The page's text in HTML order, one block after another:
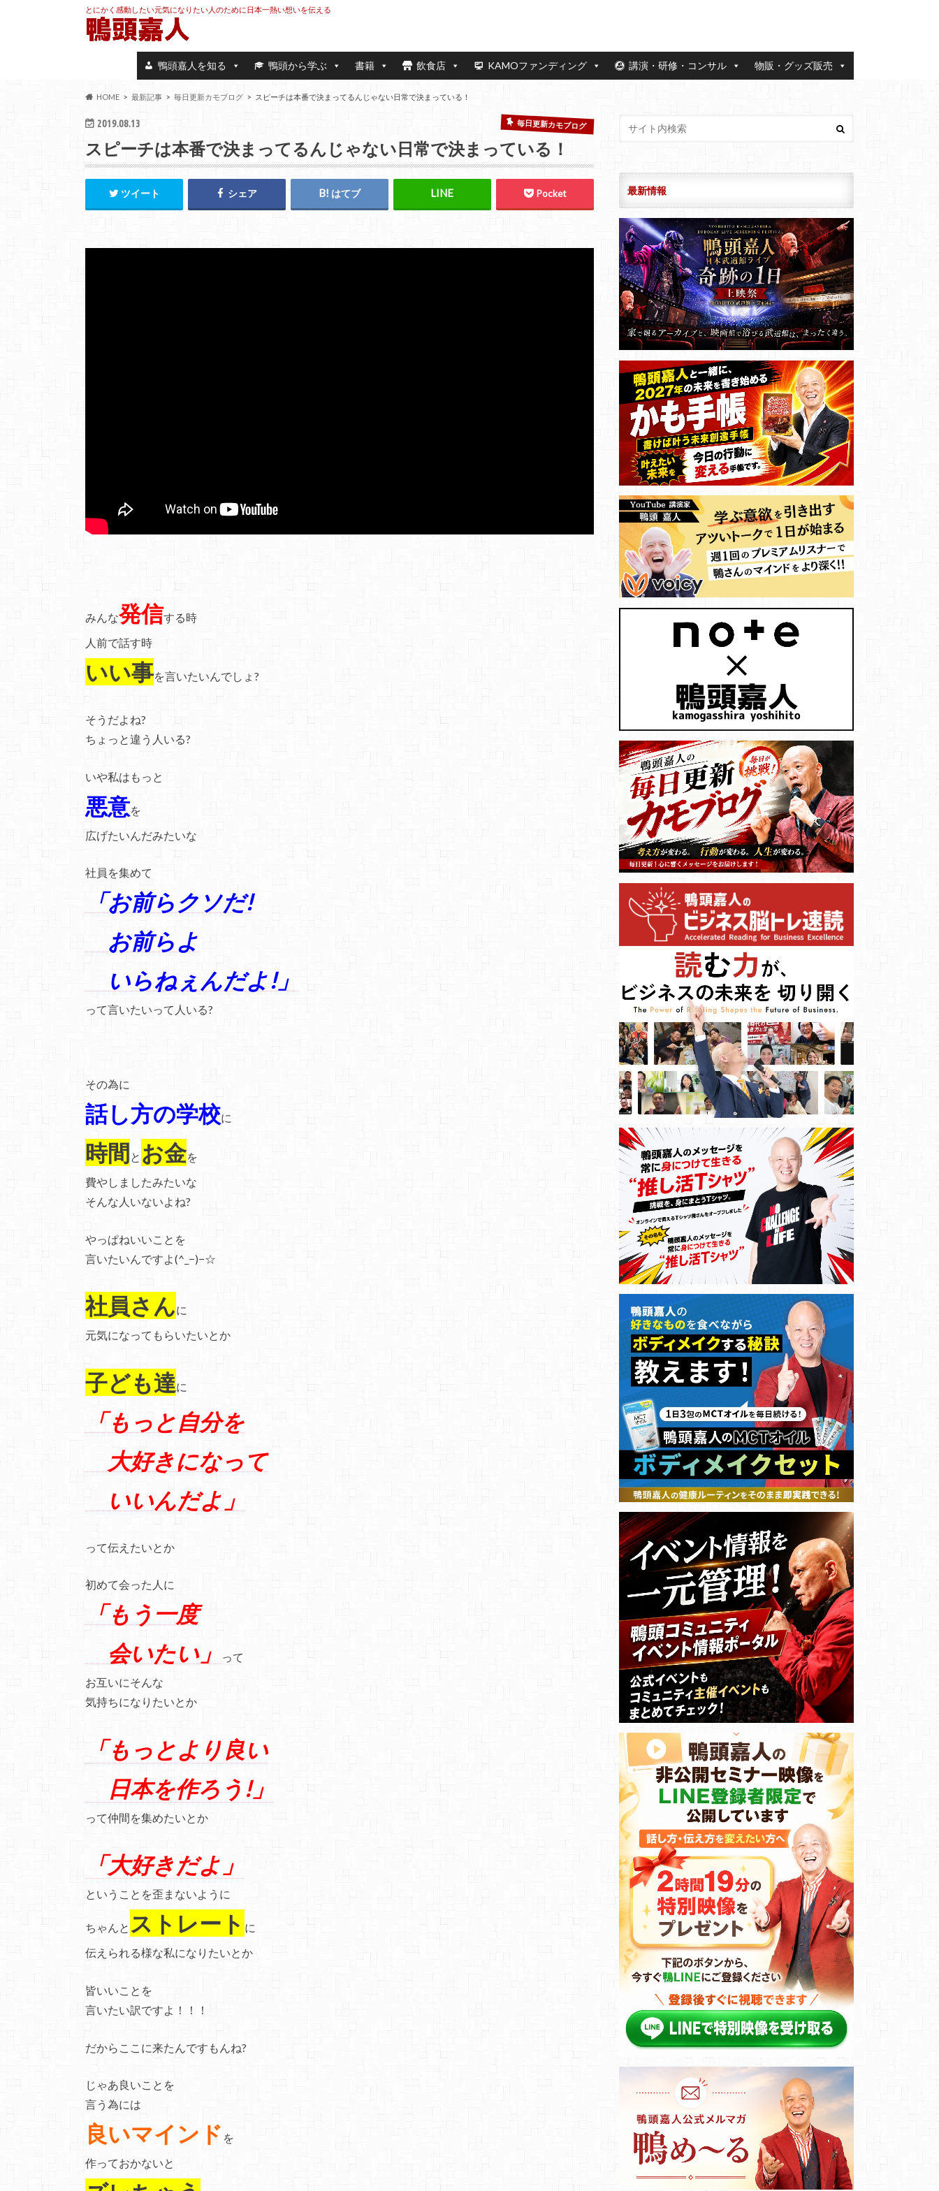
とにかく感動したい元気になりたい人のために日本一熱い想いを伝える
鴨頭嘉人を知る 鴨頭から学ぶ 書籍 飲食店 KAMOファンディング 講演・研修・コンサル 物販・グッズ販売
HOME 最新記事 毎日更新カモブログ スピーチは本番で決まってるんじゃない日常で決まっている！
2019.08.13 毎日更新カモブログ
スピーチは本番で決まってるんじゃない日常で決まっている！
ツイート シェア はてブ Pocket
みんな発信する時
人前で話す時
いい事を言いたいんでしょ?
そうだよね?
ちょっと違う人いる?
いや私はもっと
悪意を
広げたいんだみたいな
社員を集めて
「お前らクソだ!
お前らよ
いらねぇんだよ!」
って言いたいって人いる?
その為に
話し方の学校に
時間 と お金を
費やしましたみたいな
そんな人いないよね?
やっぱねいいことを
言いたいんですよ(^_−)−☆
社員さんに
元気になってもらいたいとか
子ども達に
「もっと自分を
大好きになって
いいんだよ」
って伝えたいとか
初めて会った人に
「もう一度
会いたい」
って
お互いにそんな
気持ちになりたいとか
「もっとより良い
日本を作ろう!」
って仲間を集めたいとか
「大好きだよ」
ということを歪まないように
ちゃんと ストレート に
伝えられる様な私になりたいとか
皆いいことを
言いたい訳ですよ！！！
だからここに来たんですもんね?
じゃあ良いことを
言う為には
良いマインド を
作っておかないと
最新情報